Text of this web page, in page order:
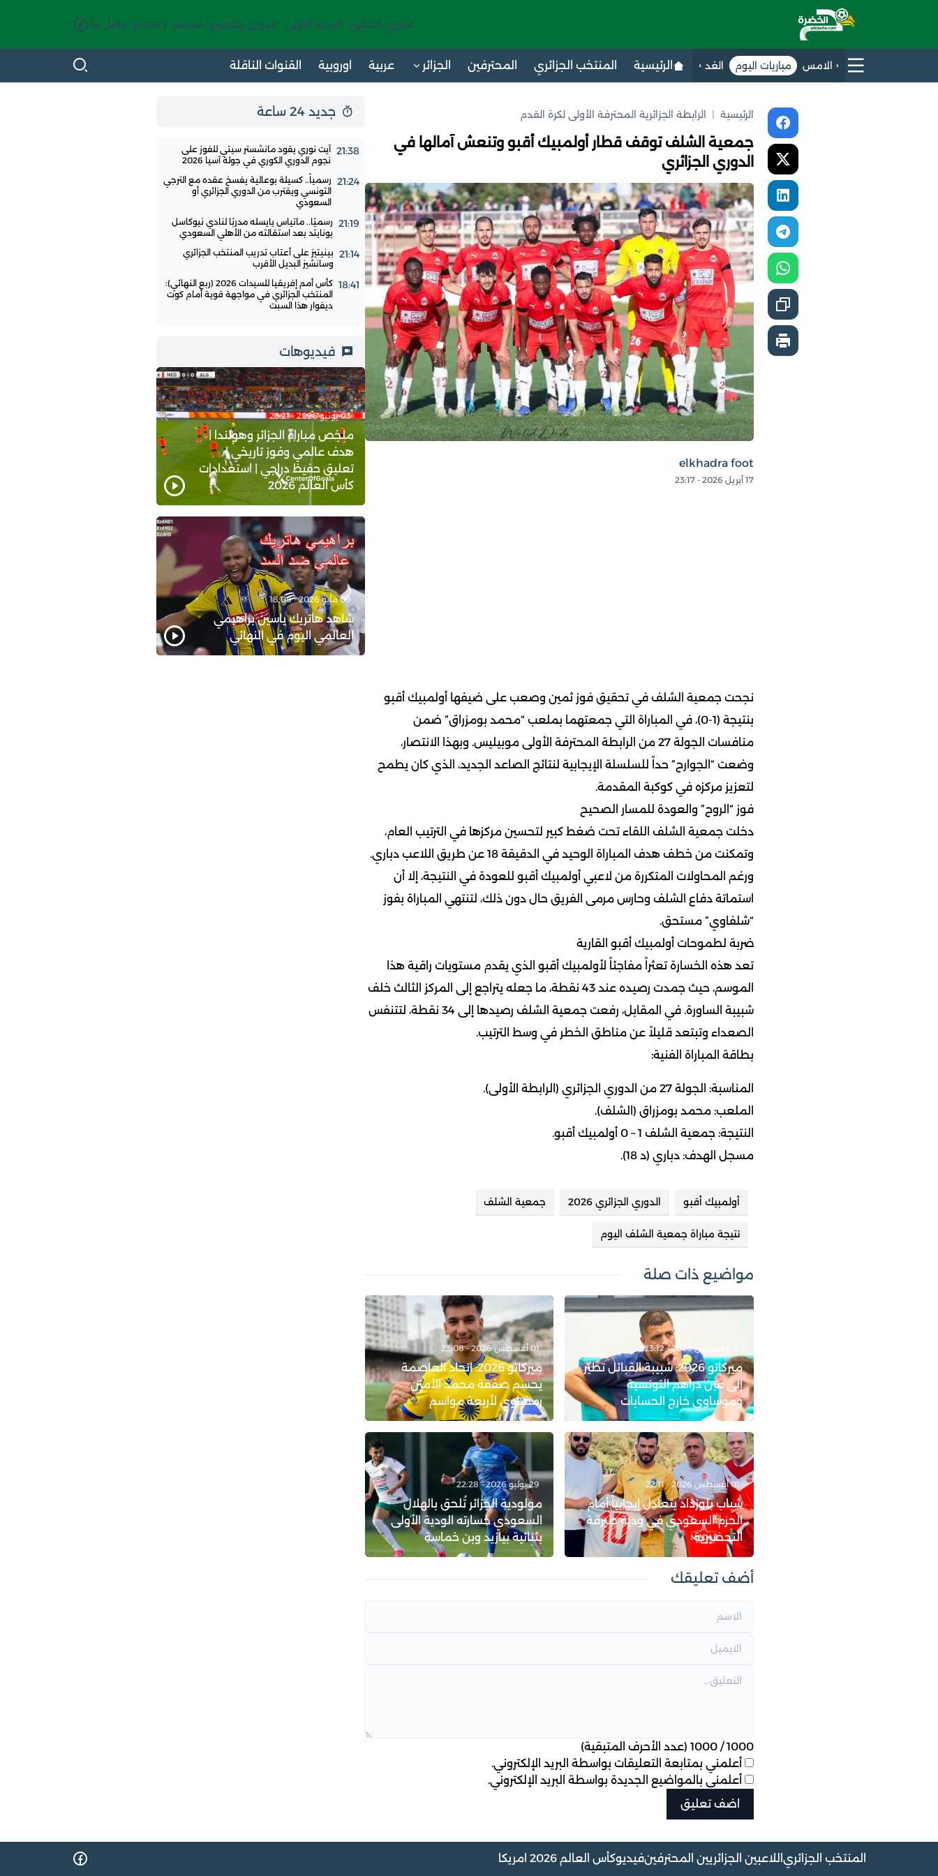
الدوري الجزائري -الدرجة الأولى- الدوري الإنجليزي الممتاز privacy اتصل بنا
الامس مباريات اليوم الغد الرئيسية المنتخب الجزائري المحترفين الجزائر عربية اوروبية القنوات الناقلة
الرئيسية | الرابطة الجزائرية المحترفة الأولى لكرة القدم
جمعية الشلف توقف قطار أولمبيك أقبو وتنعش آمالها في
الدوري الجزائري
elkhadra foot
17 أبريل 2026 - 23:17
نجحت جمعية الشلف في تحقيق فوز ثمين وصعب على ضيفها أولمبيك أقبو
بنتيجة (1-0)، في المباراة التي جمعتهما بملعب “محمد بومزراق” ضمن
منافسات الجولة 27 من الرابطة المحترفة الأولى موبيليس. وبهذا الانتصار،
وضعت “الجوارح” حداً للسلسلة الإيجابية لنتائج الصاعد الجديد، الذي كان يطمح
لتعزيز مركزه في كوكبة المقدمة.
فوز “الروح” والعودة للمسار الصحيح
دخلت جمعية الشلف اللقاء تحت ضغط كبير لتحسين مركزها في الترتيب العام،
وتمكنت من خطف هدف المباراة الوحيد في الدقيقة 18 عن طريق اللاعب دباري.
ورغم المحاولات المتكررة من لاعبي أولمبيك أقبو للعودة في النتيجة، إلا أن
استماتة دفاع الشلف وحارس مرمى الفريق حال دون ذلك، لتنتهي المباراة بفوز
“شلفاوي” مستحق.
ضربة لطموحات أولمبيك أقبو القارية
تعد هذه الخسارة تعثراً مفاجئاً لأولمبيك أقبو الذي يقدم مستويات راقية هذا
الموسم، حيث جمدت رصيده عند 43 نقطة، ما جعله يتراجع إلى المركز الثالث خلف
شبيبة الساورة. في المقابل، رفعت جمعية الشلف رصيدها إلى 34 نقطة، لتتنفس
الصعداء وتبتعد قليلاً عن مناطق الخطر في وسط الترتيب.
بطاقة المباراة الفنية:
المناسبة: الجولة 27 من الدوري الجزائري (الرابطة الأولى).
الملعب: محمد بومزراق (الشلف).
النتيجة: جمعية الشلف 1 – 0 أولمبيك أقبو.
مسجل الهدف: دباري (د 18).
أولمبيك أقبو الدوري الجزائري 2026 جمعية الشلف
نتيجة مباراة جمعية الشلف اليوم
مواضيع ذات صلة
ميركاتو 2026: شبيبة القبائل تطير
إلى عين دراهم التونسية
وموساوي خارج الحسابات
01 أغسطس 2026 - 23:08
ميركاتو 2026: اتحاد العاصمة
يحسم صفقة محمد الأمين
رمضاوي لأربعة مواسم
01 أغسطس 2026 - 22:11
شباب بلوزداد يتعادل إيجابياً أمام
الحزم السعودي في ودية طبرقة
التحضيرية
29 يوليو 2026 - 22:28
مولودية الجزائر تُلحق بالهلال
السعودي خسارته الودية الأولى
بثنائية بيازيد وبن خماسة
أضف تعليقك
1000
/
1000 (عدد الأحرف المتبقية)
أعلمني بمتابعة التعليقات بواسطة البريد الإلكتروني.
أعلمني بالمواضيع الجديدة بواسطة البريد الإلكتروني.
جديد 24 ساعة
21:38 آيت نوري يقود مانشستر سيتي للفوز على
نجوم الدوري الكوري في جولة آسيا 2026
21:24 رسمياً.. كسيلة بوعالية يفسخ عقده مع الترجي
التونسي ويقترب من الدوري الجزائري أو
السعودي
21:19 رسميًا.. ماتياس يايسله مدربًا لنادي نيوكاسل
يونايتد بعد استقالته من الأهلي السعودي
21:14 بينيتيز على أعتاب تدريب المنتخب الجزائري
وسانشيز البديل الأقرب
18:41
كأس أمم إفريقيا للسيدات 2026 (ربع النهائي):
المنتخب الجزائري في مواجهة قوية أمام كوت
ديفوار هذا السبت
فيديوهات
03 يونيو 2026 - 23:21
ملخص مباراة الجزائر وهولندا |
هدف عالمي وفوز تاريخي |
تعليق حفيظ دراجي | استعدادات
كأس العالم 2026
09 مايو 2026 - 18:08
شاهد هاتريك ياسين براهيمي
العالمي اليوم في النهائي
المنتخب الجزائري اللاعبين الجزائريين المحترفينفيديوكأس العالم 2026 امريكا